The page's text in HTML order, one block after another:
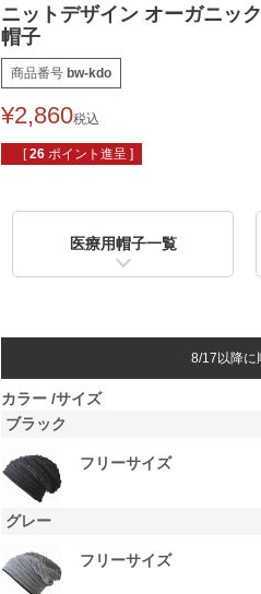
ニットデザイン オーガニッ
帽子
商品番号 bw-kdo
¥2,860税込
[ 26 ポイント進呈 ]
医療用帽子一覧
8/17以降に
カラー サイズ
ブラック
フリーサイズ
グレー
フリーサイズ